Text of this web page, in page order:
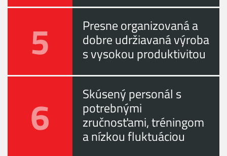
5 Presne organizovaná a
dobre udržiavaná výroba
s vysokou produktivitou
6 Skúsený personál s
potrebnými
zručnosťami, tréningom
a nízkou fluktuáciou